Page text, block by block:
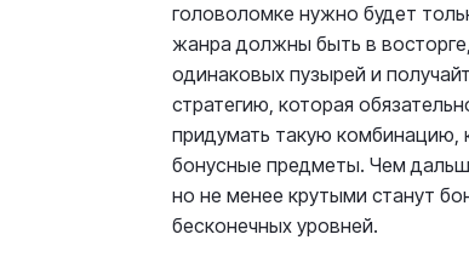
головоломке нужно будет
жанра должны быть в
одинаковых пузырей и
стратегию, которая
придумать такую комбинацию,
бонусные предметы. Чем
но не менее крутыми станут
бесконечных уровней.